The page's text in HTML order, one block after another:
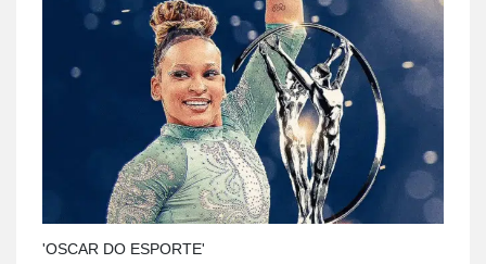
'OSCAR DO ESPORTE'